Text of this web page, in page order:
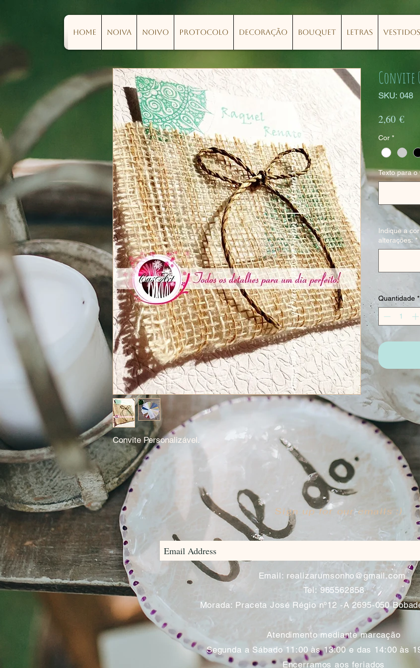
Home Noiva Noivo Protocolo Decoração Bouquet Letras
Convite Personalizável.
Convite
SKU: 048
2,60 €Preço
Cor *
Texto para o
Indique a
alterações: *
Quantidade *
Sign up for our emails :)
Email: realizarumsonho@gmail.com
Tel: 965562858
Morada: Praceta José Régio nº12 -A 2695-050
Atendimento mediante marcação
Segunda a Sábado 11:00 às 13:00 e das 14:00 às
Encerramos aos feriados